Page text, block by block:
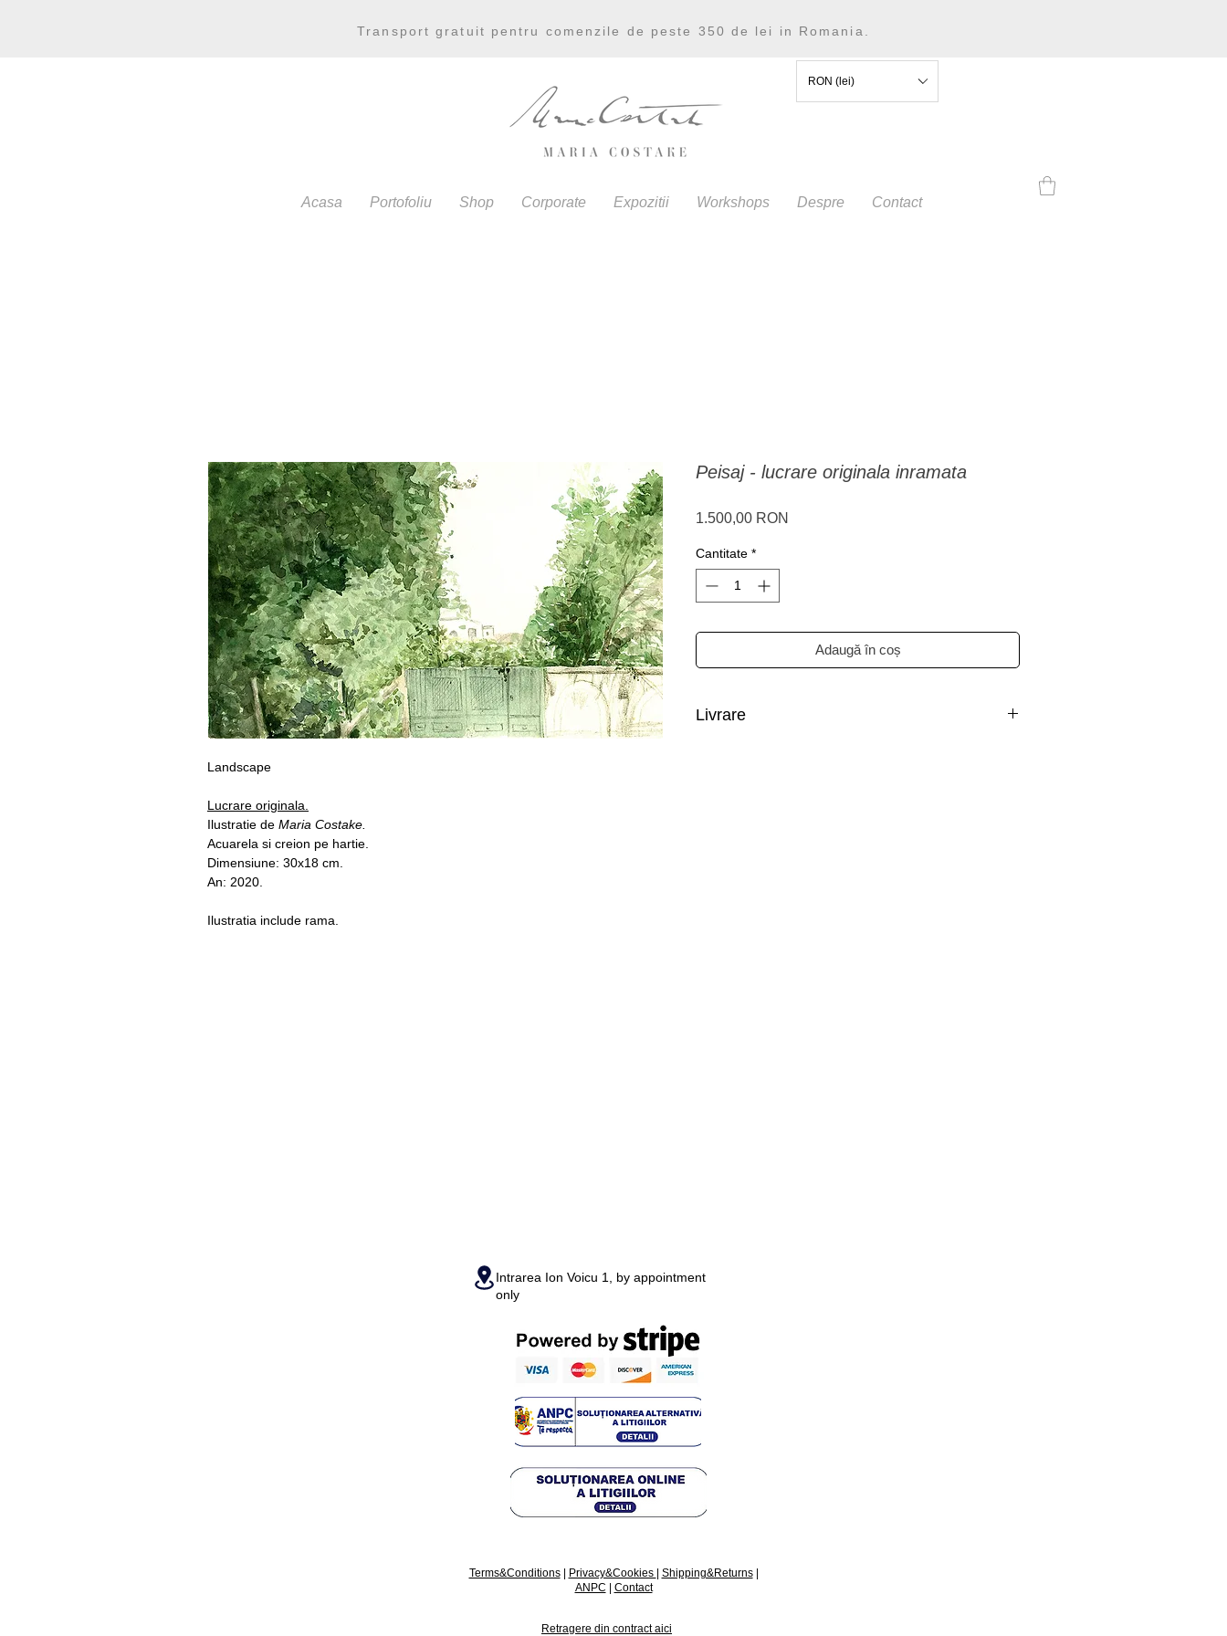
Transport gratuit pentru comenzile de peste 350 de lei in Romania.
RON (lei)
Acasa Portofoliu Shop Corporate Expozitii Workshops Despre Contact
Landscape
Lucrare originala.
Ilustratie de Maria Costake.
Acuarela si creion pe hartie.
Dimensiune: 30x18 cm.
An: 2020.
Ilustratia include rama.
Peisaj - lucrare originala inramata
1.500,00 RON
Cantitate *
Adaugă în coș
Livrare
Intrarea Ion Voicu 1, by appointment
only
Terms&Conditions| Privacy&Cookies Shipping&Returns|
ANPC
Contact
Retragere din contract aici